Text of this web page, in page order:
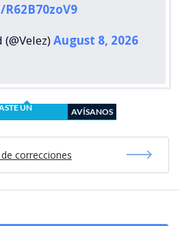
August 8, 2026
UN
AVÍSANOS
correcciones